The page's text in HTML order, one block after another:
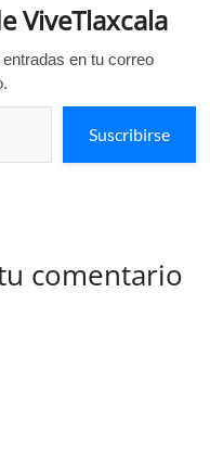
ViveTlaxcala
en tu correo
Suscribirse
comentario